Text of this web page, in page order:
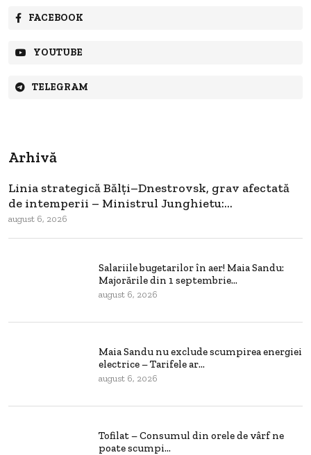
FACEBOOK
YOUTUBE
TELEGRAM
Arhivă
Linia strategică Bălți–Dnestrovsk, grav afectată
de intemperii – Ministrul Junghietu:...
august 6, 2026
Salariile bugetarilor în aer! Maia Sandu:
Majorările din 1 septembrie...
august 6, 2026
Maia Sandu nu exclude scumpirea energiei
electrice – Tarifele ar...
august 6, 2026
Tofilat – Consumul din orele de vârf ne
poate scumpi...